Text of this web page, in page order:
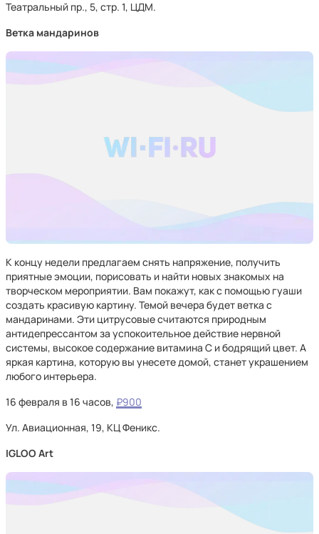
Театральный пр., 5, стр. 1, ЦДМ.
Ветка мандаринов
К концу недели предлагаем снять напряжение, получить
приятные эмоции, порисовать и найти новых знакомых на
творческом мероприятии. Вам покажут, как с помощью гуаши
создать красивую картину. Темой вечера будет ветка с
мандаринами. Эти цитрусовые считаются природным
антидепрессантом за успокоительное действие нервной
системы, высокое содержание витамина С и бодрящий цвет. А
яркая картина, которую вы унесете домой, станет украшением
любого интерьера.
16 февраля в 16 часов, ₽900
Ул. Авиационная, 19, КЦ Феникс.
IGLOO Art